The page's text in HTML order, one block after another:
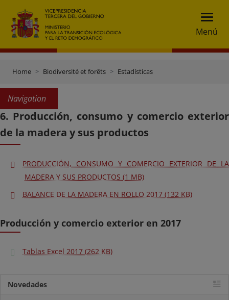
Menú
Home Biodiversité et forêts Estadísticas
Navigation
6. Producción, consumo y comercio exterior
de la madera y sus productos
PRODUCCIÓN, CONSUMO Y COMERCIO EXTERIOR DE LA
MADERA Y SUS PRODUCTOS (1 MB)
BALANCE DE LA MADERA EN ROLLO 2017 (132 KB)
Producción y comercio exterior en 2017
Tablas Excel 2017 (262 KB)
Novedades